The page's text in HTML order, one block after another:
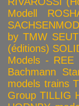
Modell
by TMW
(éditions)
Models - REE
Bachmann
models trains
Group TILLIG